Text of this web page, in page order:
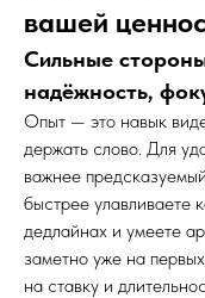
вашей
Сильные
надёжность,
Опыт — это навык
держать слово. Для
важнее
быстрее улавливаете
дедлайнах и умеете
заметно уже на
на ставку и